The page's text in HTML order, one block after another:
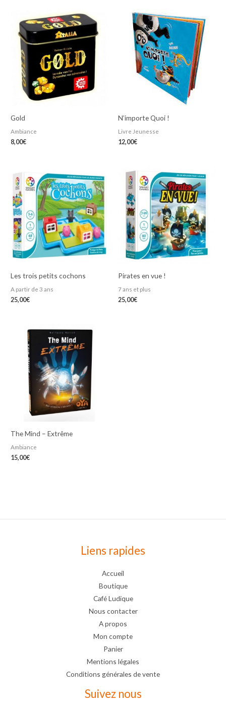
Gold
Ambiance
8,00€
N’importe Quoi !
Livre Jeunesse
12,00€
Les trois petits cochons
A partir de 3 ans
25,00€
Pirates en vue !
7 ans et plus
25,00€
The Mind – Extrême
Ambiance
15,00€
Liens rapides
Accueil
Boutique
Café Ludique
Nous contacter
A propos
Mon compte
Panier
Mentions légales
Conditions générales de vente
Suivez nous